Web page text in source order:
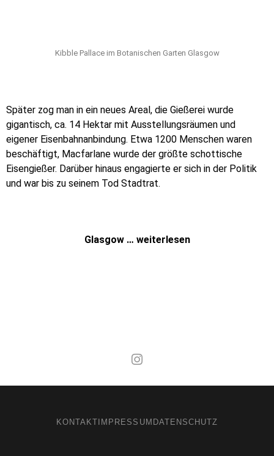
Kibble Pallace im Botanischen Garten Glasgow
Später zog man in ein neues Areal, die Gießerei wurde
gigantisch, ca. 14 Hektar mit Ausstellungsräumen und
eigener Eisenbahnanbindung. Etwa 1200 Menschen waren
beschäftigt, Macfarlane wurde der größte schottische
Eisengießer. Darüber hinaus engagierte er sich in der Politik
und war bis zu seinem Tod Stadtrat.
Glasgow … weiterlesen
KONTAKTIMPRESSUM DATENSCHUTZ